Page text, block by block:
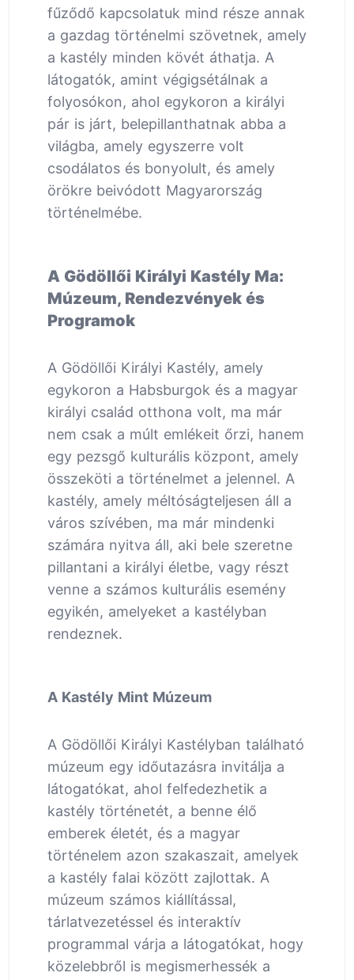
fűződő kapcsolatuk mind része annak
a gazdag történelmi szövetnek, amely
a kastély minden kövét áthatja. A
látogatók, amint végigsétálnak a
folyosókon, ahol egykoron a királyi
pár is járt, belepillanthatnak abba a
világba, amely egyszerre volt
csodálatos és bonyolult, és amely
örökre beivódott Magyarország
történelmébe.
A Gödöllői Királyi Kastély Ma:
Múzeum, Rendezvények és
Programok
A Gödöllői Királyi Kastély, amely
egykoron a Habsburgok és a magyar
királyi család otthona volt, ma már
nem csak a múlt emlékeit őrzi, hanem
egy pezsgő kulturális központ, amely
összeköti a történelmet a jelennel. A
kastély, amely méltóságteljesen áll a
város szívében, ma már mindenki
számára nyitva áll, aki bele szeretne
pillantani a királyi életbe, vagy részt
venne a számos kulturális esemény
egyikén, amelyeket a kastélyban
rendeznek.
A Kastély Mint Múzeum
A Gödöllői Királyi Kastélyban található
múzeum egy időutazásra invitálja a
látogatókat, ahol felfedezhetik a
kastély történetét, a benne élő
emberek életét, és a magyar
történelem azon szakaszait, amelyek
a kastély falai között zajlottak. A
múzeum számos kiállítással,
tárlatvezetéssel és interaktív
programmal várja a látogatókat, hogy
közelebbről is megismerhessék a